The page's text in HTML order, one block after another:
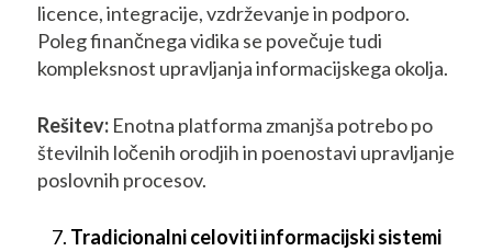
licence, integracije, vzdrževanje in podporo.
Poleg finančnega vidika se povečuje tudi
kompleksnost upravljanja informacijskega okolja.
Rešitev: Enotna platforma zmanjša potrebo po
številnih ločenih orodjih in poenostavi upravljanje
poslovnih procesov.
Tradicionalni celoviti informacijski sistemi